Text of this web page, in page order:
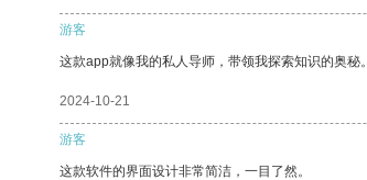
游客
这款app就像我的私人导师，带领我探索知识的奥秘。
2024-10-21
游客
这款软件的界面设计非常简洁，一目了然。